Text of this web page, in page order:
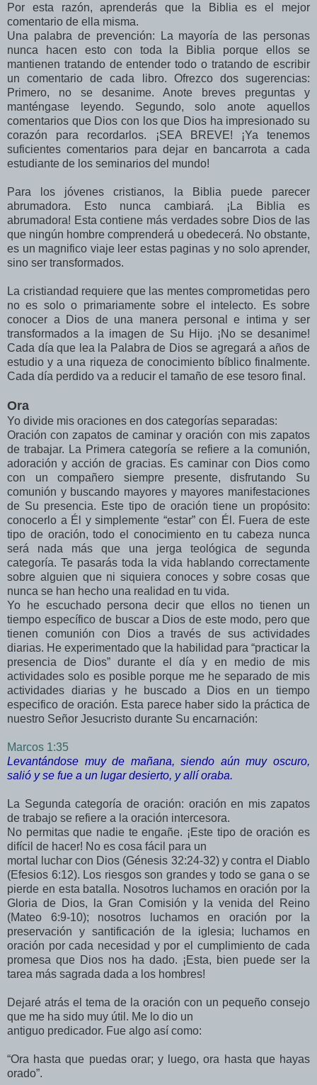
Por esta razón, aprenderás que la Biblia es el mejor
comentario de ella misma.
Una palabra de prevención: La mayoría de las personas
nunca hacen esto con toda la Biblia porque ellos se
mantienen tratando de entender todo o tratando de escribir
un comentario de cada libro. Ofrezco dos sugerencias:
Primero, no se desanime. Anote breves preguntas y
manténgase leyendo. Segundo, solo anote aquellos
comentarios que Dios con los que Dios ha impresionado su
corazón para recordarlos. ¡SEA BREVE! ¡Ya tenemos
suficientes comentarios para dejar en bancarrota a cada
estudiante de los seminarios del mundo!
Para los jóvenes cristianos, la Biblia puede parecer
abrumadora. Esto nunca cambiará. ¡La Biblia es
abrumadora! Esta contiene más verdades sobre Dios de las
que ningún hombre comprenderá u obedecerá. No obstante,
es un magnifico viaje leer estas paginas y no solo aprender,
sino ser transformados.
La cristiandad requiere que las mentes comprometidas pero
no es solo o primariamente sobre el intelecto. Es sobre
conocer a Dios de una manera personal e intima y ser
transformados a la imagen de Su Hijo. ¡No se desanime!
Cada día que lea la Palabra de Dios se agregará a años de
estudio y a una riqueza de conocimiento bíblico finalmente.
Cada día perdido va a reducir el tamaño de ese tesoro final.
Ora
Yo divide mis oraciones en dos categorías separadas:
Oración con zapatos de caminar y oración con mis zapatos
de trabajar. La Primera categoría se refiere a la comunión,
adoración y acción de gracias. Es caminar con Dios como
con un compañero siempre presente, disfrutando Su
comunión y buscando mayores y mayores manifestaciones
de Su presencia. Este tipo de oración tiene un propósito:
conocerlo a Él y simplemente “estar” con Él. Fuera de este
tipo de oración, todo el conocimiento en tu cabeza nunca
será nada más que una jerga teológica de segunda
categoría. Te pasarás toda la vida hablando correctamente
sobre alguien que ni siquiera conoces y sobre cosas que
nunca se han hecho una realidad en tu vida.
Yo he escuchado persona decir que ellos no tienen un
tiempo específico de buscar a Dios de este modo, pero que
tienen comunión con Dios a través de sus actividades
diarias. He experimentado que la habilidad para “practicar la
presencia de Dios” durante el día y en medio de mis
actividades solo es posible porque me he separado de mis
actividades diarias y he buscado a Dios en un tiempo
especifico de oración. Esta parece haber sido la práctica de
nuestro Señor Jesucristo durante Su encarnación:
Marcos 1:35
Levantándose muy de mañana, siendo aún muy oscuro,
salió y se fue a un lugar desierto, y allí oraba.
La Segunda categoría de oración: oración en mis zapatos
de trabajo se refiere a la oración intercesora.
No permitas que nadie te engañe. ¡Este tipo de oración es
difícil de hacer! No es cosa fácil para un
mortal luchar con Dios (Génesis 32:24-32) y contra el Diablo
(Efesios 6:12). Los riesgos son grandes y todo se gana o se
pierde en esta batalla. Nosotros luchamos en oración por la
Gloria de Dios, la Gran Comisión y la venida del Reino
(Mateo 6:9-10); nosotros luchamos en oración por la
preservación y santificación de la iglesia; luchamos en
oración por cada necesidad y por el cumplimiento de cada
promesa que Dios nos ha dado. ¡Esta, bien puede ser la
tarea más sagrada dada a los hombres!
Dejaré atrás el tema de la oración con un pequeño consejo
que me ha sido muy útil. Me lo dio un
antiguo predicador. Fue algo así como:
“Ora hasta que puedas orar; y luego, ora hasta que hayas
orado”.